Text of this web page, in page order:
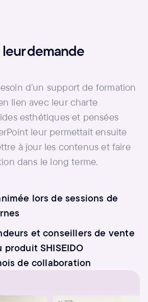
demande
d’un support de formation
lien avec leur charte
esthétiques et pensées
leur permettait ensuite
à jour les contenus et faire
dans le long terme.
lors de sessions de
et conseillers de vente
SHISEIDO
de collaboration